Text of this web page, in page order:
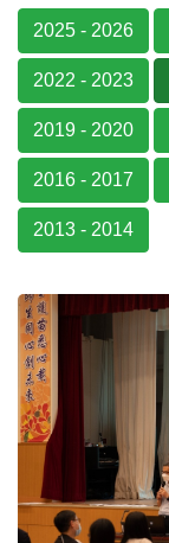
2025 - 2026
2022 - 2023
2019 - 2020
2016 - 2017
2013 - 2014